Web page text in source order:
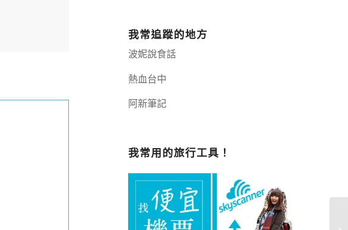
我常追蹤的地方
波妮說食話
熱血台中
阿新筆記嘉義+1 | 嘉義加一
我常用的旅行工具！